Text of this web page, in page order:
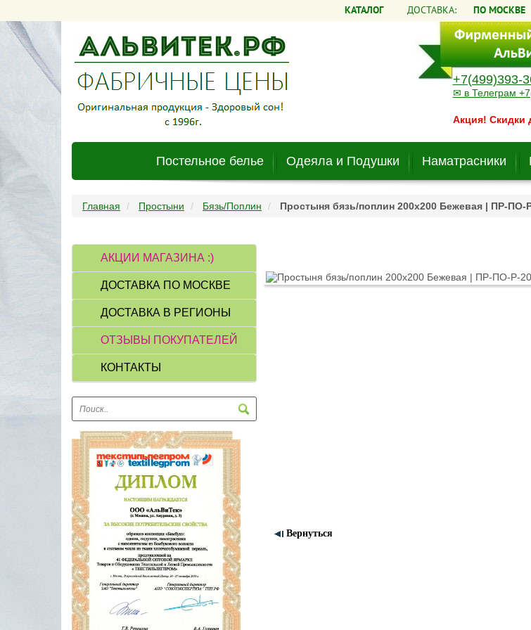
КАТАЛОГ ДОСТАВКА: ПО МОСКВЕ
+7(499)393-
✉ в Телеграм
Акция! Скидки
Постельное белье Одеяла и Подушки Наматрасники
Главная Простыни Бязь/Поплин Простыня бязь/поплин 200х200 Бежевая | ПР-
АКЦИИ МАГАЗИНА :)
ДОСТАВКА ПО МОСКВЕ
ДОСТАВКА В РЕГИОНЫ
ОТЗЫВЫ ПОКУПАТЕЛЕЙ
КОНТАКТЫ
Вернуться